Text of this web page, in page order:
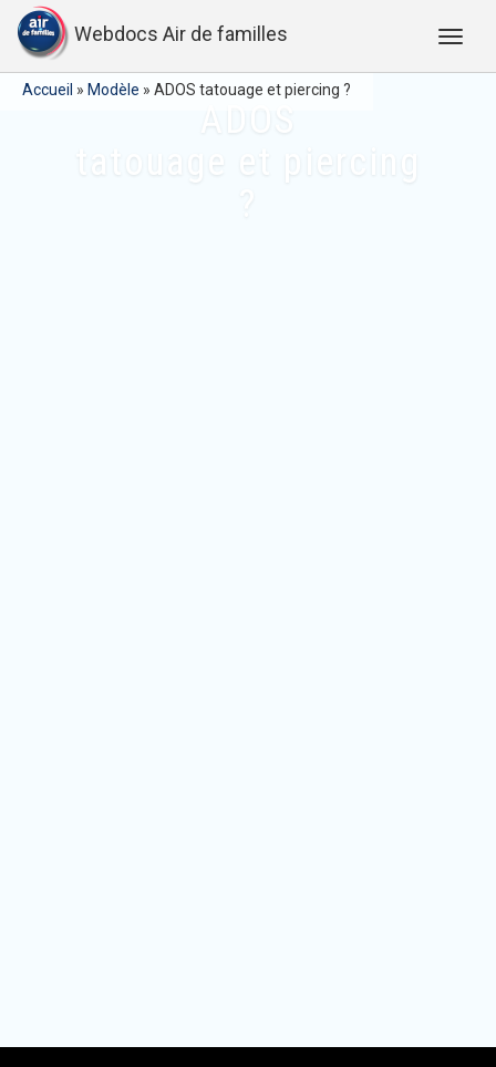
Webdocs Air de familles
Accueil » Modèle » ADOS tatouage et piercing ?
ADOS
tatouage et piercing
?